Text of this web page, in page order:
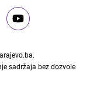
.
sadržaja bez dozvole